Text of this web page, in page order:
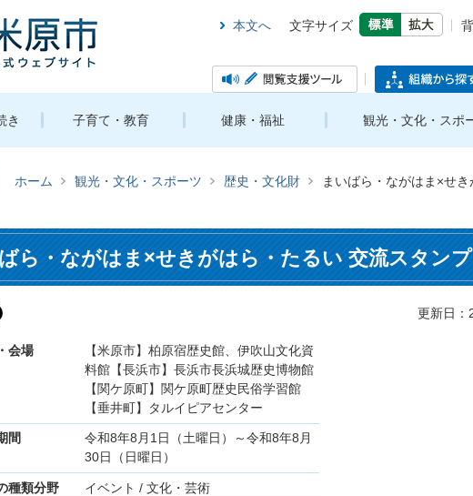
本文へ 文字サイズ
き 子育て・教育 健康・福祉 観光・文化・スポ
ホーム 観光・文化・スポーツ 歴史・文化財 まいばら・ながはま×せ
ら・ながはま×せきがはら・たるい 交流スタン
更新日：
会場
【米原市】柏原宿歴史館、伊吹山文化資
料館【長浜市】長浜市長浜城歴史博物館
【関ケ原町】関ケ原町歴史民俗学習館
【垂井町】タルイピアセンター
間
令和8年8月1日（土曜日）～令和8年8月
30日（日曜日）
種類分野 イベント / 文化・芸術